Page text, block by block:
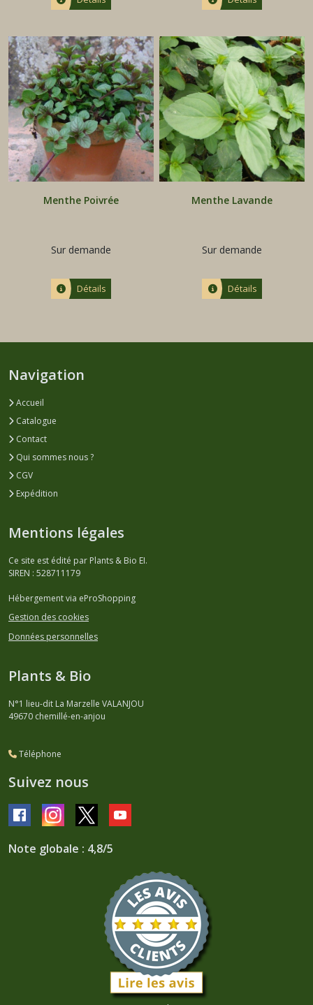
Menthe Poivrée
Sur demande
Détails
Menthe Lavande
Sur demande
Détails
Navigation
Accueil
Catalogue
Contact
Qui sommes nous ?
CGV
Expédition
Mentions légales
Ce site est édité par Plants & Bio EI.
SIREN : 528711179
Hébergement via eProShopping
Gestion des cookies
Données personnelles
Plants & Bio
N°1 lieu-dit La Marzelle VALANJOU
49670 chemillé-en-anjou
Téléphone
Suivez nous
Note globale : 4,8/5